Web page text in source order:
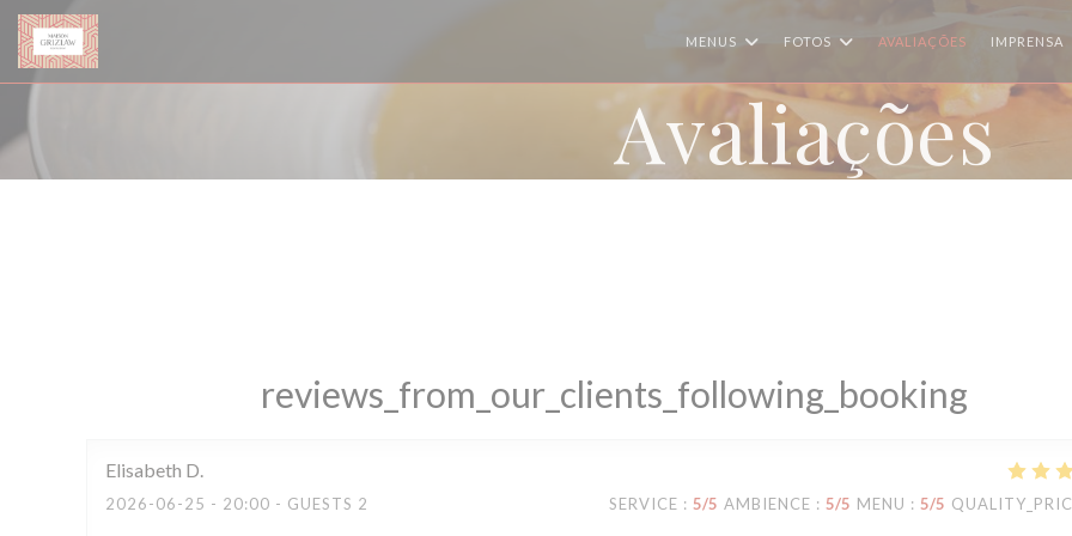
Painel de Gerenciamento de Cookies
MENUS FOTOS AVALIAÇÕES IMPRENSA
Avaliações
reviews_from_our_clients_following_booking
Elisabeth D
2026-06-25 - 20:00 - GUESTS 2 SERVICE : 5/5 AMBIENCE : 5/5 MENU : 5/5